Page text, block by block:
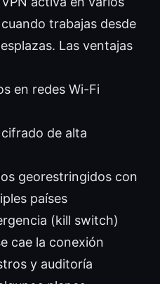
trabajas desde
Las ventajas
en redes Wi-Fi
de alta
georestringidos con
países
(kill switch)
cae la conexión
y auditoría